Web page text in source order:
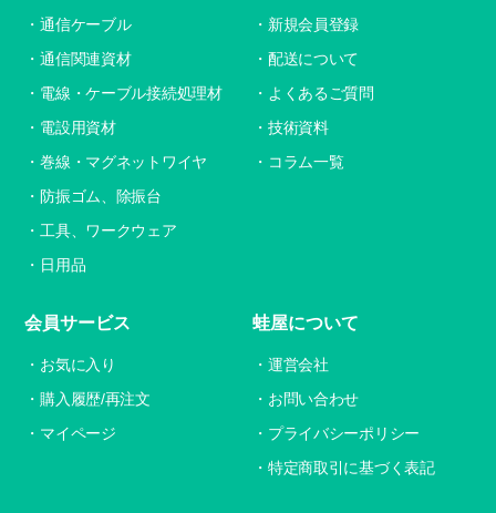
通信ケーブル
通信関連資材
電線・ケーブル接続処理材
電設用資材
巻線・マグネットワイヤ
防振ゴム、除振台
工具、ワークウェア
日用品
新規会員登録
配送について
よくあるご質問
技術資料
コラム一覧
会員サービス
お気に入り
購入履歴/再注文
マイページ
蛙屋について
運営会社
お問い合わせ
プライバシーポリシー
特定商取引に基づく表記